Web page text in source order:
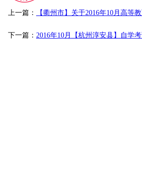
上一篇： 【衢州市】关于2016年10月高等
下一篇： 2016年10月【杭州淳安县】自学